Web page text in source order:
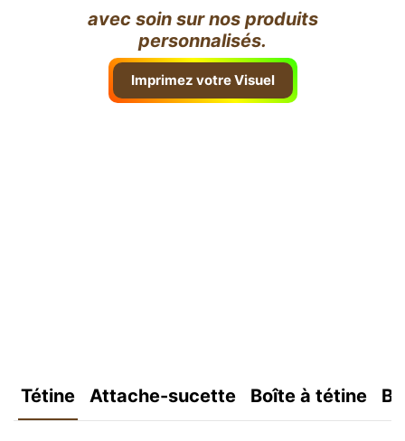
avec soin sur nos produits
personnalisés.
Imprimez votre Visuel
Tétine Attache-sucette Boîte à tétine